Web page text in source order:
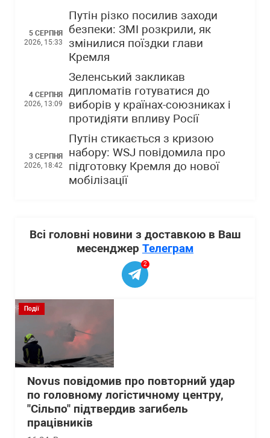
5 СЕРПНЯ
2026, 15:33
Путін різко посилив заходи
безпеки: ЗМІ розкрили, як
змінилися поїздки глави
Кремля
4 СЕРПНЯ
2026, 13:09
Зеленський закликав
дипломатів готуватися до
виборів у країнах-союзниках і
протидіяти впливу Росії
3 СЕРПНЯ
2026, 18:42
Путін стикається з кризою
набору: WSJ повідомила про
підготовку Кремля до нової
мобілізації
Всі головні новини з доставкою в Ваш
месенджер Телеграм
2
Події
Novus повідомив про повторний удар
по головному логістичному центру,
"Сільпо" підтвердив загибель
працівників